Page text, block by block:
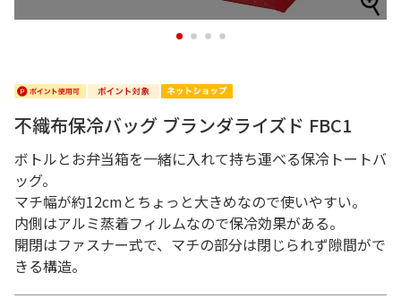
1 2 3 4
不織布保冷バッグ ブランダライズド FBC1
ボトルとお弁当箱を一緒に入れて持ち運べる保冷トートバ
ッグ。
マチ幅が約12cmとちょっと大きめなので使いやすい。
内側はアルミ蒸着フィルムなので保冷効果がある。
開閉はファスナー式で、マチの部分は閉じられず隙間がで
きる構造。